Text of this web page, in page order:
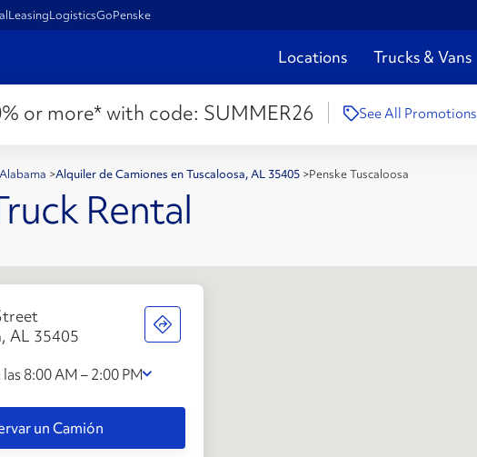
LeasingLogisticsGoPenske
Locations Trucks & Vans
or more* with code: SUMMER26 See All Promotions
Alabama >Alquiler de Camiones en Tuscaloosa, AL 35405 >Penske Tuscaloosa
Rental
AL 35405
8:00 AM – 2:00 PM
un Camión